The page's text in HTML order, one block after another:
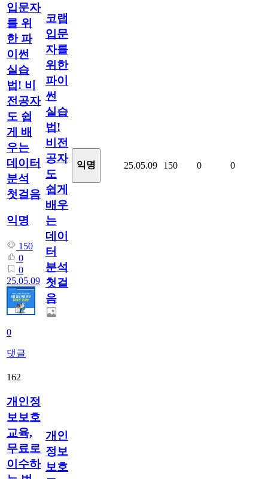
입문자
를 위
한 파
이썬
실습
법! 비
전공자
도 쉽
게 배
우는
데이터
분석
첫걸음
익명
150
0
0
25.05.09
0
댓글
코랩
입문
자를
위한
파이
썬
실습
법!
비전
공자
도
쉽게
배우
는
데이
터
분석
첫걸
음
익명 25.05.09 150 0 0
162
개인정
보보호
교육,
무료로
이수하
개인
정보
보호